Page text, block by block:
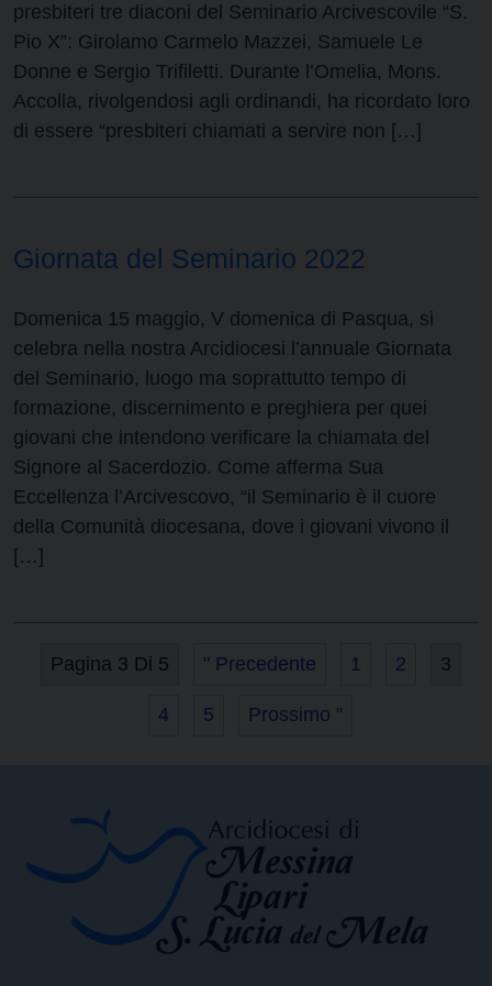
presbiteri tre diaconi del Seminario Arcivescovile “S.
Pio X”: Girolamo Carmelo Mazzei, Samuele Le
Donne e Sergio Trifiletti. Durante l’Omelia, Mons.
Accolla, rivolgendosi agli ordinandi, ha ricordato loro
di essere “presbiteri chiamati a servire non […]
Giornata del Seminario 2022
Domenica 15 maggio, V domenica di Pasqua, si
celebra nella nostra Arcidiocesi l’annuale Giornata
del Seminario, luogo ma soprattutto tempo di
formazione, discernimento e preghiera per quei
giovani che intendono verificare la chiamata del
Signore al Sacerdozio. Come afferma Sua
Eccellenza l’Arcivescovo, “il Seminario è il cuore
della Comunità diocesana, dove i giovani vivono il
[…]
Pagina 3 Di 5 " Precedente 1 2 3
4 5 Prossimo "